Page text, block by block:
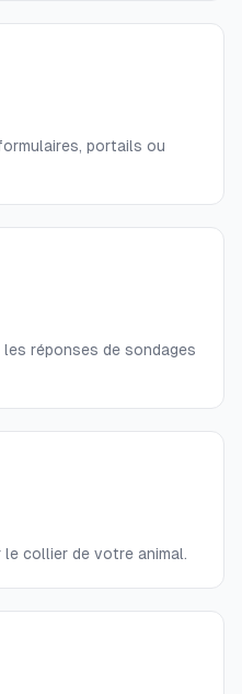
portails ou
réponses de sondages
collier de votre animal.